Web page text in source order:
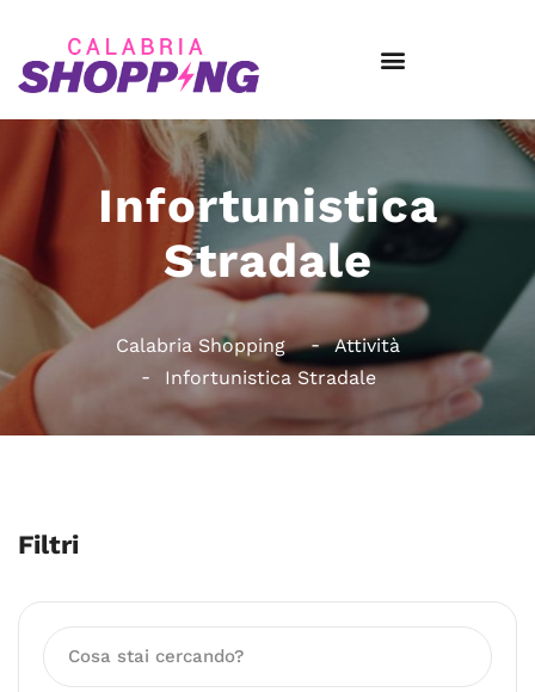
Infortunistica
Stradale
Calabria Shopping
Attività
Infortunistica Stradale
Filtri